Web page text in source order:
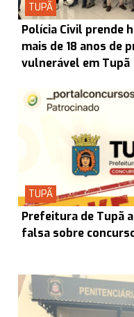
TUPÃ
Polícia Civil prende
mais de 18 anos de
vulnerável em Tupã
TUPÃ
Prefeitura de Tupã
falsa sobre